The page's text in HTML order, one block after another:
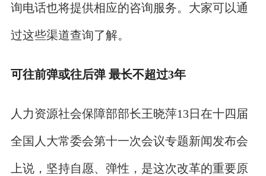
询电话也将提供相应的咨询服务。大家可以通
过这些渠道查询了解。
可往前弹或往后弹 最长不超过3年
人力资源社会保障部部长王晓萍13日在十四届
全国人大常委会第十一次会议专题新闻发布会
上说，坚持自愿、弹性，是这次改革的重要原